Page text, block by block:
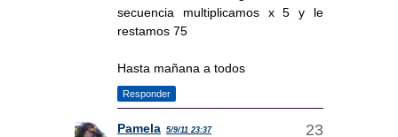
secuencia multiplicamos x 5 y le
restamos 75
Hasta mañana a todos
Responder
Pamela 5/9/11 23:37